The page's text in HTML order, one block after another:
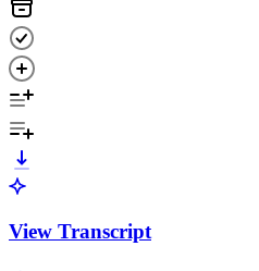
View Transcript